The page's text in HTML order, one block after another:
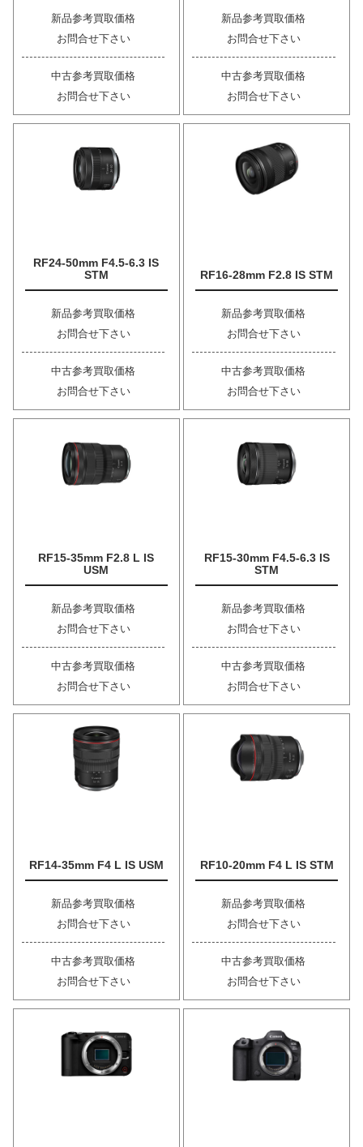
新品参考買取価格
お問合せ下さい
中古参考買取価格
お問合せ下さい
新品参考買取価格
お問合せ下さい
中古参考買取価格
お問合せ下さい
RF24-50mm F4.5-6.3 IS
STM
新品参考買取価格
お問合せ下さい
中古参考買取価格
お問合せ下さい
RF16-28mm F2.8 IS STM
新品参考買取価格
お問合せ下さい
中古参考買取価格
お問合せ下さい
RF15-35mm F2.8 L IS
USM
新品参考買取価格
お問合せ下さい
中古参考買取価格
お問合せ下さい
RF15-30mm F4.5-6.3 IS
STM
新品参考買取価格
お問合せ下さい
中古参考買取価格
お問合せ下さい
RF14-35mm F4 L IS USM
新品参考買取価格
お問合せ下さい
中古参考買取価格
お問合せ下さい
RF10-20mm F4 L IS STM
新品参考買取価格
お問合せ下さい
中古参考買取価格
お問合せ下さい